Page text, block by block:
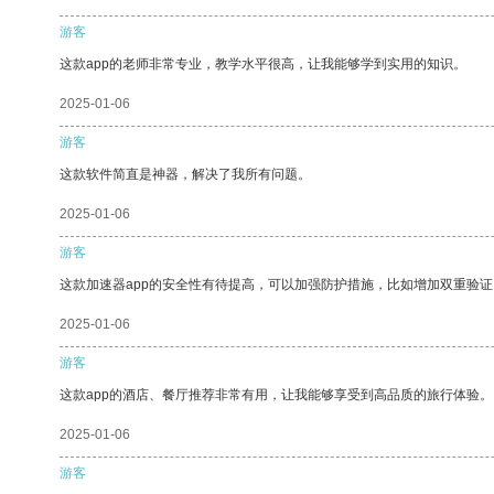
游客
这款app的老师非常专业，教学水平很高，让我能够学到实用的知识。
2025-01-06
游客
这款软件简直是神器，解决了我所有问题。
2025-01-06
游客
这款加速器app的安全性有待提高，可以加强防护措施，比如增加双重验
2025-01-06
游客
这款app的酒店、餐厅推荐非常有用，让我能够享受到高品质的旅行体验。
2025-01-06
游客